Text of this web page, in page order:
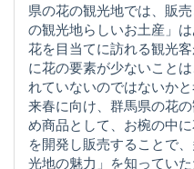
県の花の観光地では、販
の観光地らしいお土産」
花を目当てに訪れる観光
に花の要素が少ないこと
れていないのではないか
来春に向け、群馬県の花
め商品として、お椀の中
を開発し販売することで
光地の魅力」を知ってい